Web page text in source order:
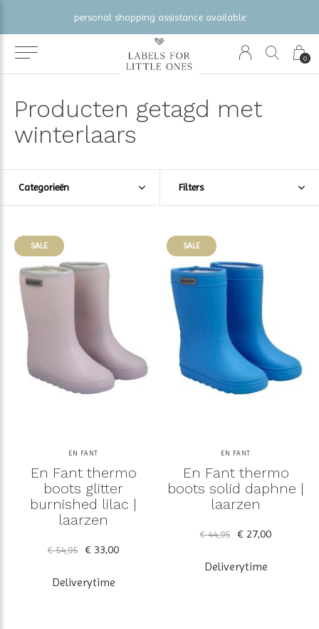
0
personal shopping assistance available
Producten getagd met
winterlaars
Categorieën Filters
SALE
EN FANT
En Fant thermo
boots glitter
burnished lilac |
laarzen
€ 54,95 € 33,00
Deliverytime
SALE
EN FANT
En Fant thermo
boots solid daphne |
laarzen
€ 44,95 € 27,00
Deliverytime